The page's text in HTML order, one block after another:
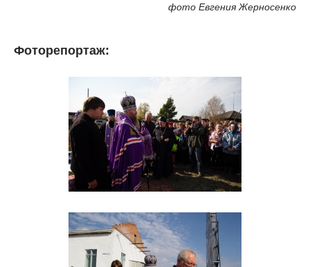
фото Евгения Жерносенко
Фоторепортаж: